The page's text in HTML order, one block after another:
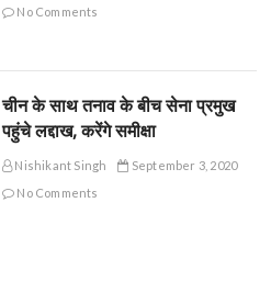
No Comments
चीन के साथ तनाव के बीच सेना प्रमुख
पहुंचे लद्दाख, करेंगे समीक्षा
Nishikant Singh
September 3, 2020
No Comments